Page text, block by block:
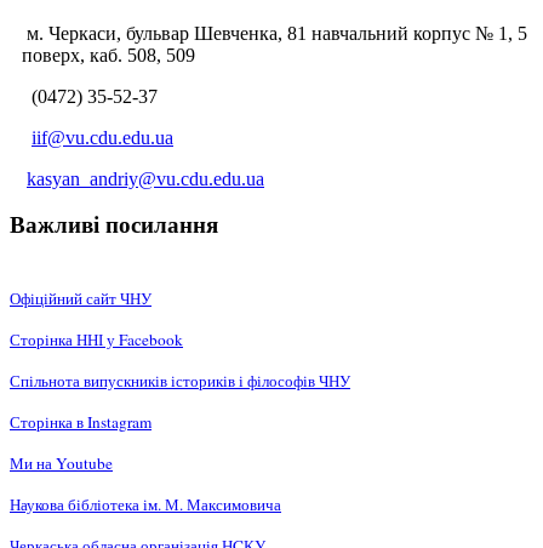
м. Черкаси, бульвар Шевченка, 81 навчальний корпус № 1, 5
поверх, каб. 508, 509
(0472) 35-52-37
iif@vu.cdu.edu.ua
kasyan_andriy@vu.cdu.edu.ua
Важливі посилання
Офіційний сайт ЧНУ
Сторінка ННІ у Facebook
Спільнота випускників істориків і філософів ЧНУ
Сторінка в Instagram
Ми на Youtube
Наукова бібліотека ім. М. Максимовича